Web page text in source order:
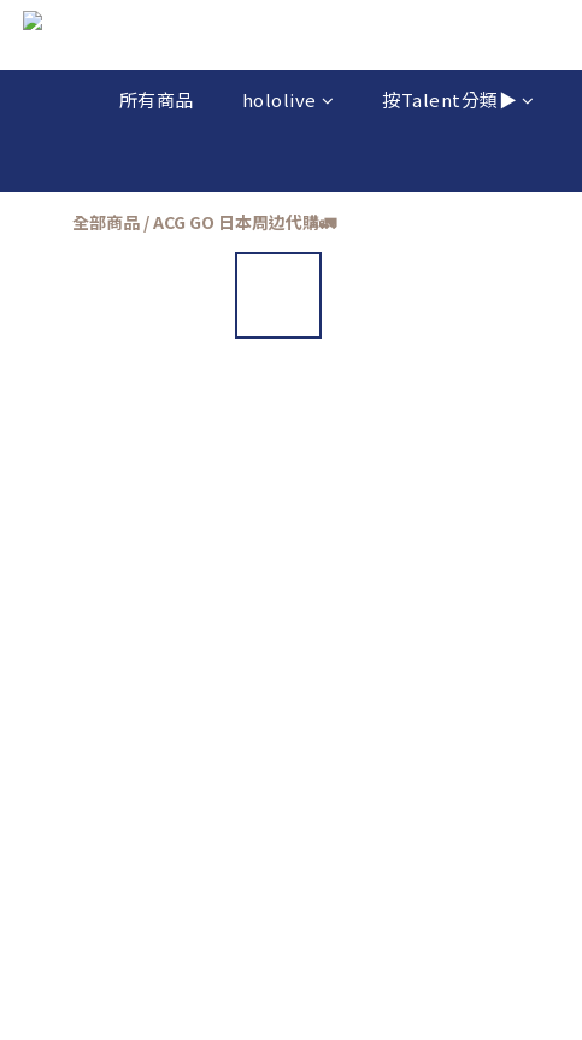
所有商品 hololive 按Talent分類▶️
全部商品 /ACG GO 日本周边代購🚛